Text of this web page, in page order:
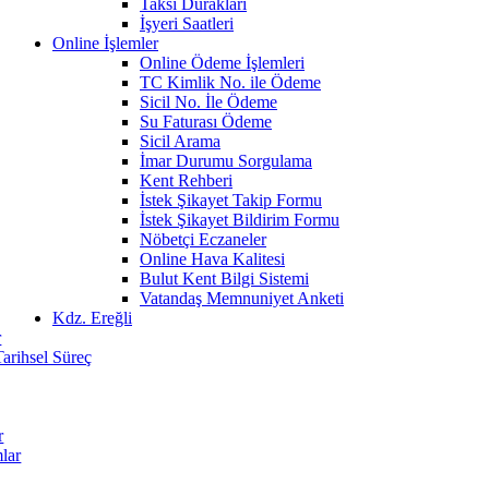
Taksi Durakları
İşyeri Saatleri
Online İşlemler
Online Ödeme İşlemleri
TC Kimlik No. ile Ödeme
Sicil No. İle Ödeme
Su Faturası Ödeme
Sicil Arama
İmar Durumu Sorgulama
Kent Rehberi
İstek Şikayet Takip Formu
İstek Şikayet Bildirim Formu
Nöbetçi Eczaneler
Online Hava Kalitesi
Bulut Kent Bilgi Sistemi
Vatandaş Memnuniyet Anketi
Kdz. Ereğli
Süreç